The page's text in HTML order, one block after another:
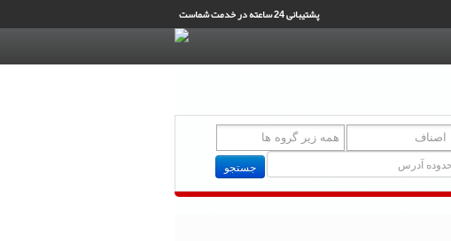
پشتیبانی 24 ساعته در خدمت شماست
جستجو